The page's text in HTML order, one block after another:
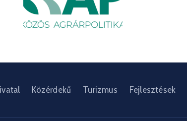
Közérdekű Turizmus Fejlesztések